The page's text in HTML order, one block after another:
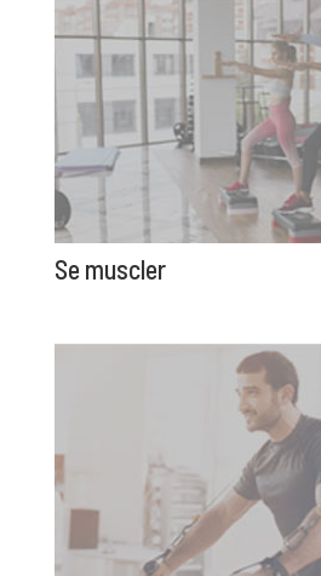
Se muscler